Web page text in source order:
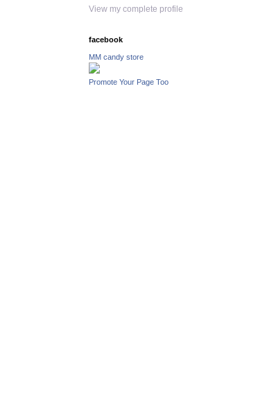
View my complete profile
facebook
MM candy store
Promote Your Page Too